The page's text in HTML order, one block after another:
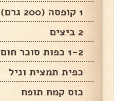
1 קופסה (200 גרם) יוגורט טבעי רגיל
2 ביצים
1-2 כפות סוכר חום או לבן
כפית תמצית וניל
כוס קמח תופח